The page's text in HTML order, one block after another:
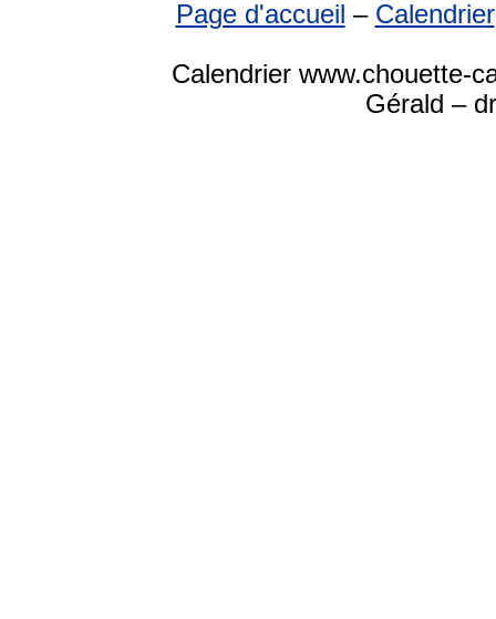
Page d'accueil – Calendrier
Calendrier www.chouette-
Gérald –